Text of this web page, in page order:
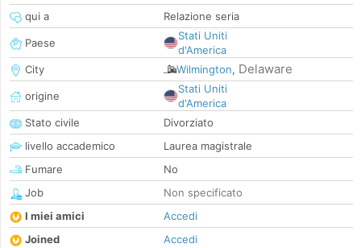
qui a
Relazione seria
Paese
Stati Uniti
d'America
City
Wilmington, Delaware
origine
Stati Uniti
d'America
Stato civile
Divorziato
livello accademico
Laurea magistrale
Fumare
No
Job
Non specificato
I miei amici
Accedi
Joined
Accedi